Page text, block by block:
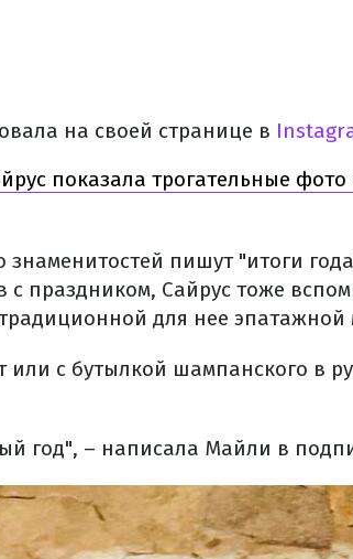
на своей странице в
показала трогательные фото
пишут "итоги
с праздником, Сайрус тоже
для нее эпатажной
или с бутылкой шампанского в
год", – написала Майли в